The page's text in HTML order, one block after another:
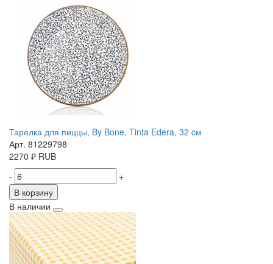
Тарелка для пиццы, By Bone, Tinta Edera, 32 cм
Арт. 81229798
2270 ₽ RUB
-
+
В корзину
В наличии